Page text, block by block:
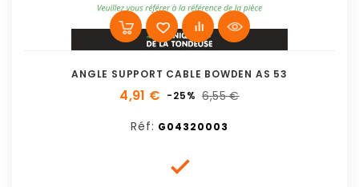
ANGLE SUPPORT CABLE BOWDEN AS 53
4,91 € -25% 6,55 €
Réf: G04320003
